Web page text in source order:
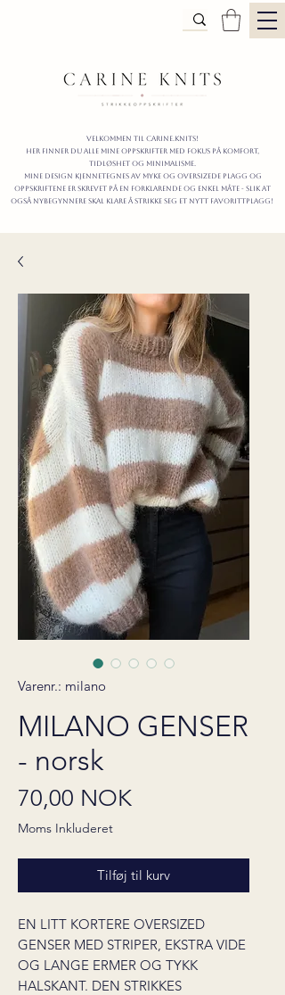
Velkommen til carine.knits!
Her finner du alle mine oppskrifter MED FOKUS PÅ KOMFORT,
TIDLØShet OG MINIMALISme.
mine design kjennetegnes av myke og oversizede plagg og
oppskriftene er skrevet på en forklarende og enkel måte - slik at
også nybegynnere skal klare å strikke seg et nytt favorittplagg!
Varenr.: milano
MILANO GENSER
- norsk
70,00 NOKPris
Moms Inkluderet
Tilføj til kurv
EN LITT KORTERE OVERSIZED
GENSER MED STRIPER, EKSTRA VIDE
OG LANGE ERMER OG TYKK
HALSKANT. DEN STRIKKES